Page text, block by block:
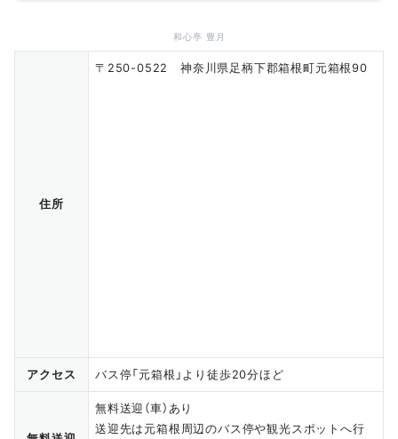
和心亭 豊月
住所
〒250-0522 神奈川県足柄下郡箱根町元箱根90
アクセス バス停「元箱根」より徒歩20分ほど
無料送迎（車）あり
送迎先は元箱根周辺のバス停や観光スポットへ行